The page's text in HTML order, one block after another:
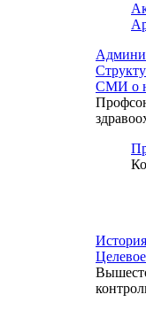
СМИ о